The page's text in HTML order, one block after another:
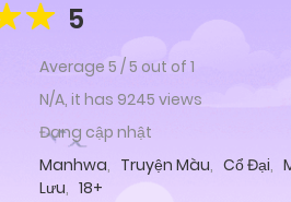
5
Average 5 /5 out of 1
N/A, it has 9245 views
Đang cập nhật
Manhwa, Truyện Màu, Cổ Đại,
Lưu, 18+